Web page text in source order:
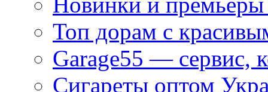
Топ дорам с
Garage55 — сервис,
Сигареты оптом